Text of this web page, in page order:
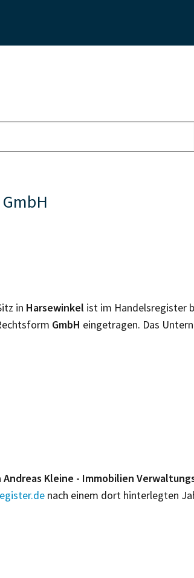
in Harsewinkel ist im Handelsregister
GmbH eingetragen. Das
Andreas Kleine - Immobilien
nach einem dort hinterlegten